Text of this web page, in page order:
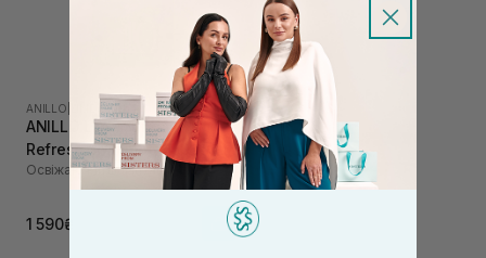
ANILLO LIME SUNDAY
ANILLO Lime Sunday
Refresh Shampoo 450 мл
Освіжаючий шампунь
1 590₴